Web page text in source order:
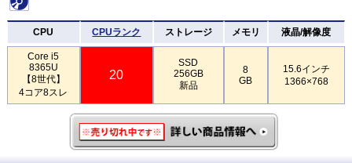
CPU CPUランク ストレージ メモリ 液晶/解像度
Core i5
8365U
【8世代】
4コア8スレ
20
SSD
256GB
新品
8
GB
15.6インチ
1366×768